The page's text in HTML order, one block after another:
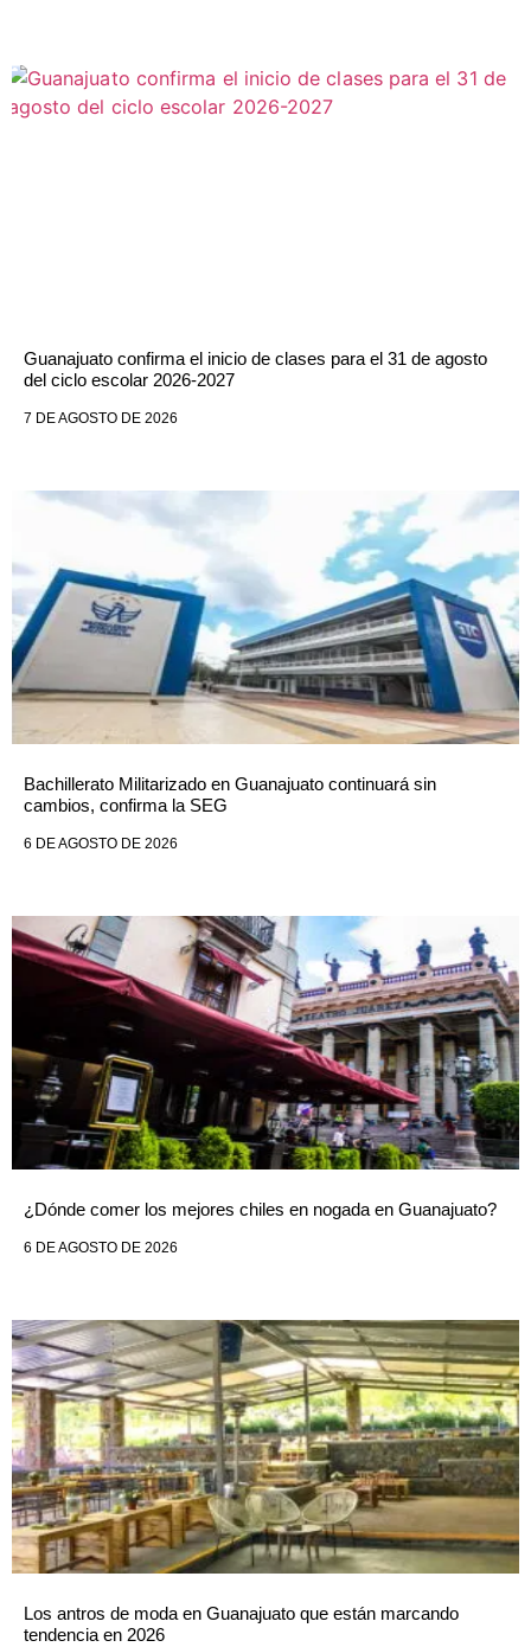
Guanajuato confirma el inicio de clases para el 31 de agosto
del ciclo escolar 2026-2027
7 DE AGOSTO DE 2026
Bachillerato Militarizado en Guanajuato continuará sin
cambios, confirma la SEG
6 DE AGOSTO DE 2026
¿Dónde comer los mejores chiles en nogada en Guanajuato?
6 DE AGOSTO DE 2026
Los antros de moda en Guanajuato que están marcando
tendencia en 2026